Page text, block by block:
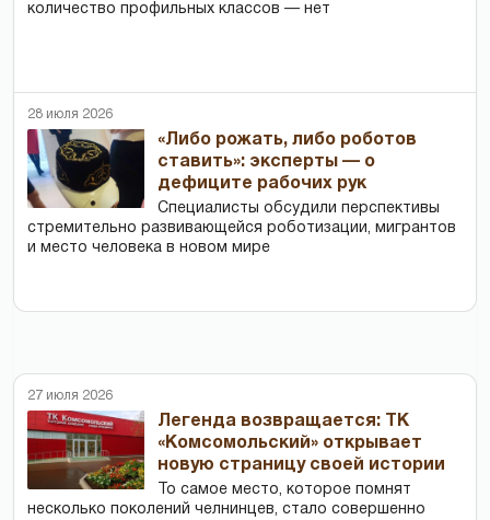
количество профильных классов — нет
28 июля 2026
«Либо рожать, либо роботов
ставить»: эксперты — о
дефиците рабочих рук
Специалисты обсудили перспективы
стремительно развивающейся роботизации, мигрантов
и место человека в новом мире
27 июля 2026
Легенда возвращается: ТК
«Комсомольский» открывает
новую страницу своей истории
То самое место, которое помнят
несколько поколений челнинцев, стало совершенно